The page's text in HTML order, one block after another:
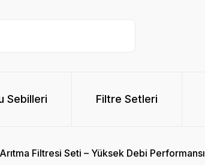
Sebilleri Filtre Setleri
Filtresi Seti – Yüksek Debi Performansı